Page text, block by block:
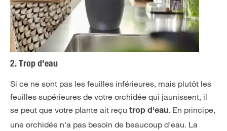
2. Trop d'eau
Si ce ne sont pas les feuilles inférieures, mais plutôt les
feuilles supérieures de votre orchidée qui jaunissent, il
se peut que votre plante ait reçu trop d'eau. En principe,
une orchidée n'a pas besoin de beaucoup d'eau. La